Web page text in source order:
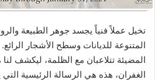
تخيل عملاً فنياً يجسد جوهر الطبيعة
المتنوعة للديانات وسطح الأشجار الرائع.
المضيئة تتلاعبان مع الظلمة، ليكشف
الغفران، هذه هي الرسالة الرئيسية